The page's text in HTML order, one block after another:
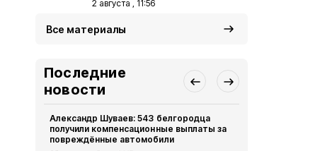
2 августа , 11:56
Все материалы
Последние
новости
Александр Шуваев: 543 белгородца
получили компенсационные выплаты за
повреждённые автомобили